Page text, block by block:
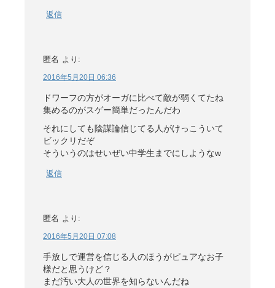
返信
匿名 より:
2016年5月20日 06:36
ドワーフの方がオーガに比べて敵が弱くてたね
集めるのがスゲー簡単だったんだわ
それにしても陰謀論信じてる人がけっこういて
ビックリだぞ
そういうのはせいぜい中学生までにしようなw
返信
匿名 より:
2016年5月20日 07:08
手放しで運営を信じる人のほうがピュアなお子
様だと思うけど？
まだ汚い大人の世界を知らないんだね